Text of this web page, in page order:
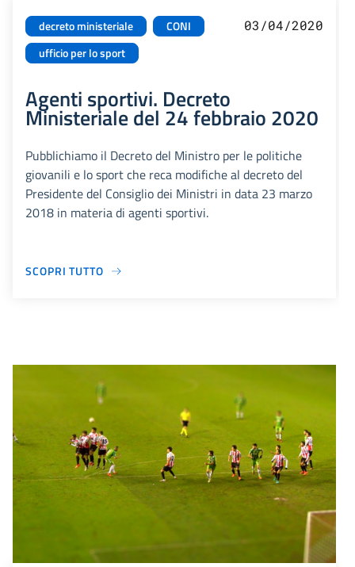
decreto ministeriale
CONI
ufficio per lo sport
03/04/2020
Agenti sportivi. Decreto
Ministeriale del 24 febbraio 2020
Pubblichiamo il Decreto del Ministro per le politiche
giovanili e lo sport che reca modifiche al decreto del
Presidente del Consiglio dei Ministri in data 23 marzo
2018 in materia di agenti sportivi.
SCOPRI TUTTO